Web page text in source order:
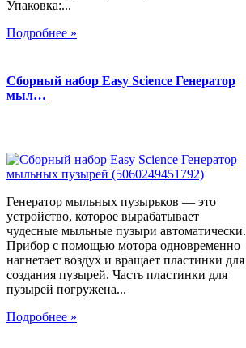
Упаковка:...
Подробнее »
Сборный набор Easy Science Генератор
мыл…
Генератор мыльных пузырьков — это
устройство, которое вырабатывает
чудесные мыльные пузыри автоматически.
Прибор с помощью мотора одновременно
нагнетает воздух и вращает пластинки для
создания пузырей. Часть пластинки для
пузырей погружена...
Подробнее »